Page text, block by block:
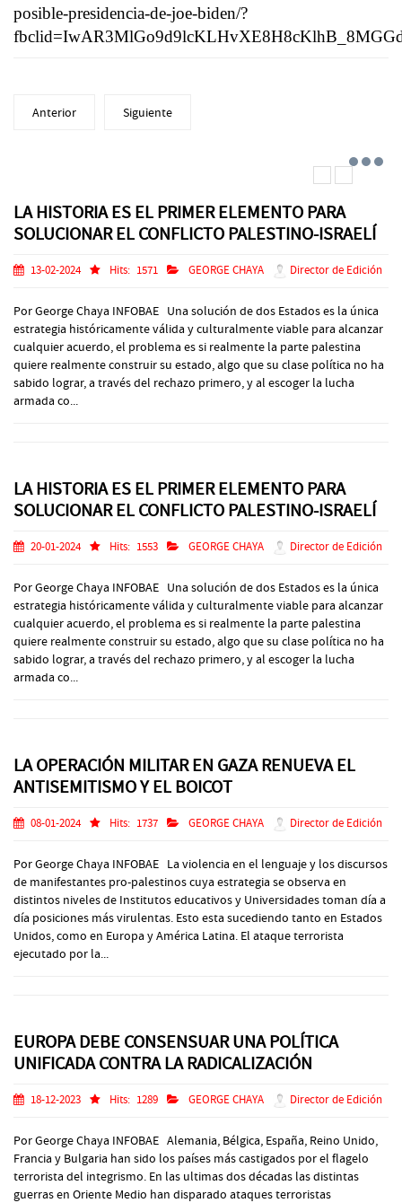
posible-presidencia-de-joe-biden/?
Anterior Siguiente
LA HISTORIA ES EL PRIMER ELEMENTO PARA
SOLUCIONAR EL CONFLICTO PALESTINO-ISRAELÍ
13-02-2024 Hits: 1571 GEORGE CHAYA Director de Edición
Por George Chaya INFOBAE Una solución de dos Estados es la única
estrategia históricamente válida y culturalmente viable para alcanzar
cualquier acuerdo, el problema es si realmente la parte palestina
quiere realmente construir su estado, algo que su clase política no ha
sabido lograr, a través del rechazo primero, y al escoger la lucha
armada co...
LA HISTORIA ES EL PRIMER ELEMENTO PARA
SOLUCIONAR EL CONFLICTO PALESTINO-ISRAELÍ
20-01-2024 Hits: 1553 GEORGE CHAYA Director de Edición
Por George Chaya INFOBAE Una solución de dos Estados es la única
estrategia históricamente válida y culturalmente viable para alcanzar
cualquier acuerdo, el problema es si realmente la parte palestina
quiere realmente construir su estado, algo que su clase política no ha
sabido lograr, a través del rechazo primero, y al escoger la lucha
armada co...
LA OPERACIÓN MILITAR EN GAZA RENUEVA EL
ANTISEMITISMO Y EL BOICOT
08-01-2024 Hits: 1737 GEORGE CHAYA Director de Edición
Por George Chaya INFOBAE La violencia en el lenguaje y los discursos
de manifestantes pro-palestinos cuya estrategia se observa en
distintos niveles de Institutos educativos y Universidades toman día a
día posiciones más virulentas. Esto esta sucediendo tanto en Estados
Unidos, como en Europa y América Latina. El ataque terrorista
ejecutado por la...
EUROPA DEBE CONSENSUAR UNA POLÍTICA
UNIFICADA CONTRA LA RADICALIZACIÓN
18-12-2023 Hits: 1289 GEORGE CHAYA Director de Edición
Por George Chaya INFOBAE Alemania, Bélgica, España, Reino Unido,
Francia y Bulgaria han sido los países más castigados por el flagelo
terrorista del integrismo. En las ultimas dos décadas las distintas
guerras en Oriente Medio han disparado ataques terroristas